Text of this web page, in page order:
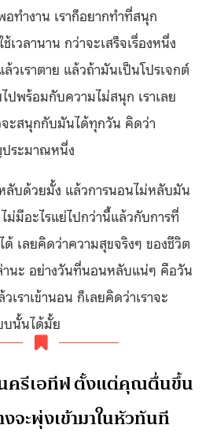
ทำงาน เราก็อยากทำที่สนุก
เวลานาน กว่าจะเสร็จเรื่องหนึ่ง
วเราตาย แล้วถ้ามันเป็นโปรเจกต์
ปพร้อมกับความไม่สนุก เราเลย
จะสนุกกับมันได้ทุกวัน คิดว่า
ระมาณหนึ่ง
ลับด้วยมั้ง แล้วการนอนไม่หลับมัน
มีอะไรแย่ไปกว่านี้แล้วกับการที่
เลยคิดว่าความสุขจริงๆ ของชีวิต
นะ อย่างวันที่นอนหลับแน่ๆ คือวัน
เราเข้านอน ก็เลยคิดว่าเราจะ
บนั้นได้มั้ย
ครีเอทีฟ ตั้งแต่คุณตื่นขึ้น
จะพุ่งเข้ามาในหัวทันที